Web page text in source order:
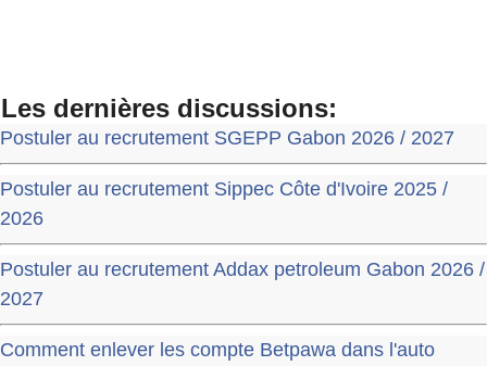
Les dernières discussions:
Postuler au recrutement SGEPP Gabon 2026 / 2027
Postuler au recrutement Sippec Côte d'Ivoire 2025 /
2026
Postuler au recrutement Addax petroleum Gabon 2026 /
2027
Comment enlever les compte Betpawa dans l'auto